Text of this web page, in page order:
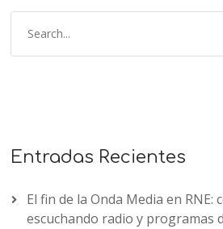
Entradas Recientes
El fin de la Onda Media en RNE:
escuchando radio y programas